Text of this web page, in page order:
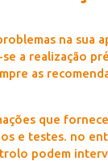
na sua
a realização
as
que
e testes. no
podem